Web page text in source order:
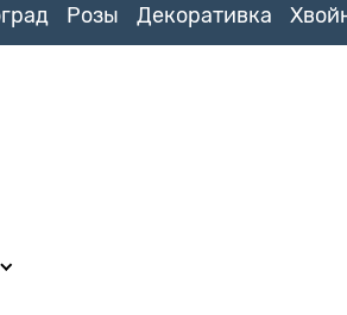
Розы Декоративка